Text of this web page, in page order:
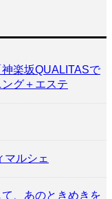
楽坂QUALITASで
グ＋エステ
マルシェ
、あのときめきを